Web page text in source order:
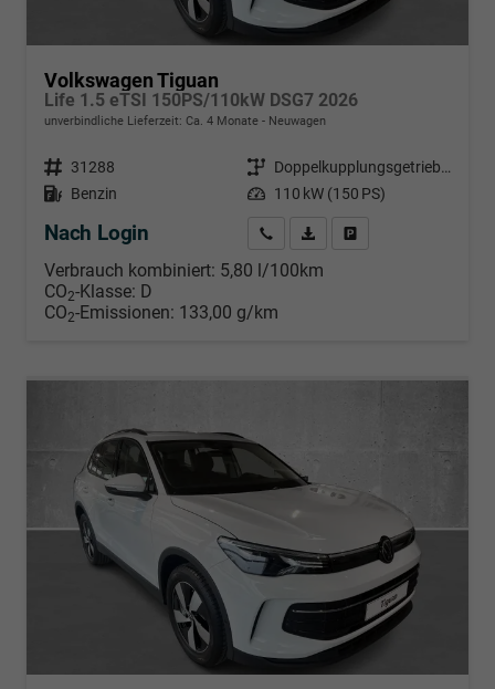
Volkswagen Tiguan
Life 1.5 eTSI 150PS/110kW DSG7 2026
unverbindliche Lieferzeit: Ca. 4 Monate Neuwagen
Fahrzeugnr. 31288 Getriebe
Doppelkupplungsgetriebe (DSG)
Kraftstoff Benzin Leistung 110 kW (150 PS)
Nach Login Wir rufen Sie anPDF-Datei, Fahrzeugexposé
Verbrauch kombiniert: 5,80 l/100km
CO2-Klasse: D
CO2-Emissionen: 133,00 g/km